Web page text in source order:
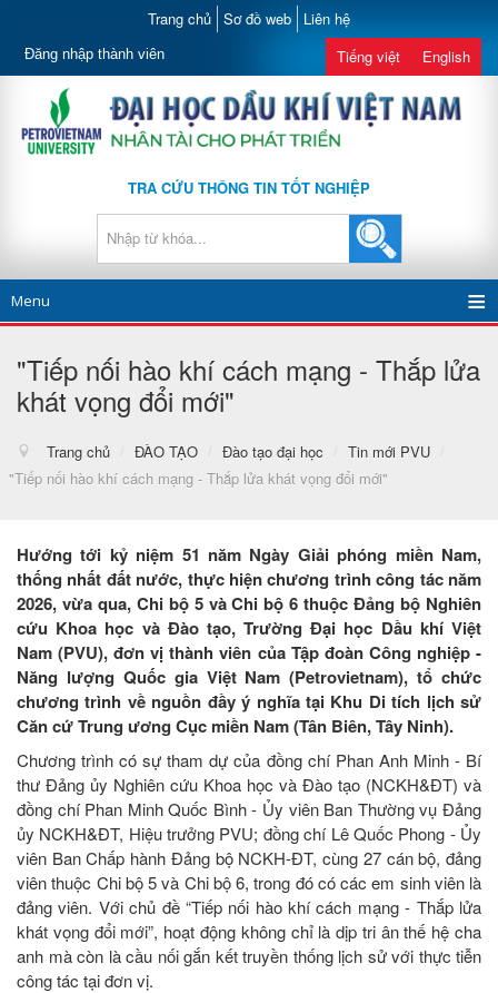
Trang chủ Sơ đồ web Liên hệ
Đăng nhập thành viên Tiếng việt English
TRA CỨU THÔNG TIN TỐT NGHIỆP
Menu
"Tiếp nối hào khí cách mạng - Thắp lửa
khát vọng đổi mới"
Trang chủ / ĐÀO TẠO / Đào tạo đại học / Tin mới PVU
/
"Tiếp nối hào khí cách mạng - Thắp lửa khát vọng đổi mới"
Hướng tới kỷ niệm 51 năm Ngày Giải phóng miền Nam,
thống nhất đất nước, thực hiện chương trình công tác năm
2026, vừa qua, Chi bộ 5 và Chi bộ 6 thuộc Đảng bộ Nghiên
cứu Khoa học và Đào tạo, Trường Đại học Dầu khí Việt
Nam (PVU), đơn vị thành viên của Tập đoàn Công nghiệp -
Năng lượng Quốc gia Việt Nam (Petrovietnam), tổ chức
chương trình về nguồn đầy ý nghĩa tại Khu Di tích lịch sử
Căn cứ Trung ương Cục miền Nam (Tân Biên, Tây Ninh).
Chương trình có sự tham dự của đồng chí Phan Anh Minh - Bí
thư Đảng ủy Nghiên cứu Khoa học và Đào tạo (NCKH&ĐT) và
đồng chí Phan Minh Quốc Bình - Ủy viên Ban Thường vụ Đảng
ủy NCKH&ĐT, Hiệu trưởng PVU; đồng chí Lê Quốc Phong - Ủy
viên Ban Chấp hành Đảng bộ NCKH-ĐT, cùng 27 cán bộ, đảng
viên thuộc Chi bộ 5 và Chi bộ 6, trong đó có các em sinh viên là
đảng viên. Với chủ đề “Tiếp nối hào khí cách mạng - Thắp lửa
khát vọng đổi mới”, hoạt động không chỉ là dịp tri ân thế hệ cha
anh mà còn là cầu nối gắn kết truyền thống lịch sử với thực tiễn
công tác tại đơn vị.